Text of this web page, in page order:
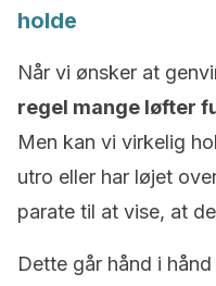
holde
Når vi ønsker at
regel mange løfter
Men kan vi virkelig
utro eller har løjet
parate til at vise, at
Dette går hånd i